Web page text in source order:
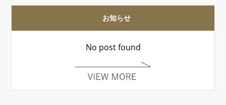
お知らせ
No post found